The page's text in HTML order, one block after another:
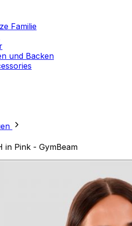
Familie
und Backen
in Pink - GymBeam